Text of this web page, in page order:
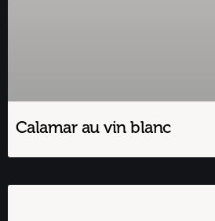
Calamar au vin blanc